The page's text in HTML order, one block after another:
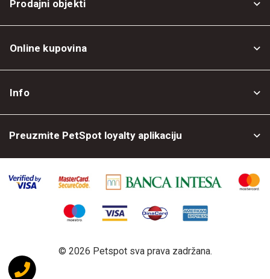
Prodajni objekti
Online kupovina
Info
Preuzmite PetSpot loyalty aplikaciju
© 2026 Petspot sva prava zadržana.